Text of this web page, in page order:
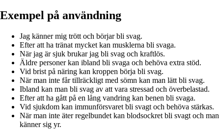
Exempel på användning
Jag känner mig trött och börjar bli svag.
Efter att ha tränat mycket kan musklerna bli svaga.
När jag är sjuk brukar jag bli svag och kraftlös.
Äldre personer kan ibland bli svaga och behöva extra stöd.
Vid brist på näring kan kroppen börja bli svag.
När man inte får tillräckligt med sömn kan man lätt bli svag.
Ibland kan man bli svag av att vara stressad och överbelastad.
Efter att ha gått på en lång vandring kan benen bli svaga.
Vid sjukdom kan immunförsvaret bli svagt och behöva stärkas.
När man inte äter regelbundet kan blodsockret bli svagt och man
känner sig yr.